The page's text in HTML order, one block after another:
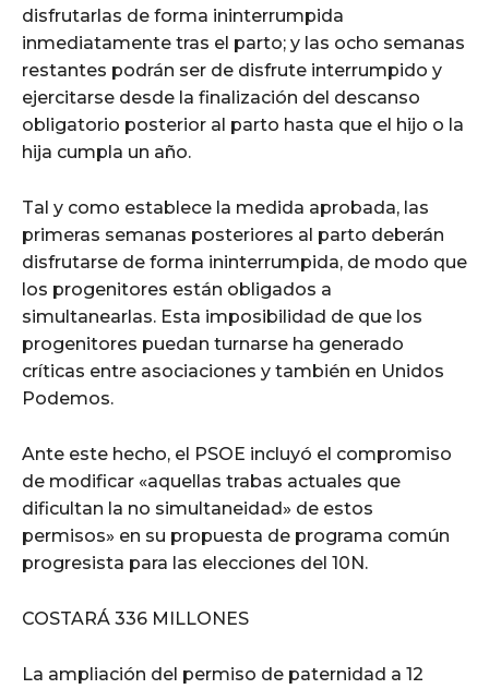
disfrutarlas de forma ininterrumpida
inmediatamente tras el parto; y las ocho semanas
restantes podrán ser de disfrute interrumpido y
ejercitarse desde la finalización del descanso
obligatorio posterior al parto hasta que el hijo o la
hija cumpla un año.
Tal y como establece la medida aprobada, las
primeras semanas posteriores al parto deberán
disfrutarse de forma ininterrumpida, de modo que
los progenitores están obligados a
simultanearlas. Esta imposibilidad de que los
progenitores puedan turnarse ha generado
críticas entre asociaciones y también en Unidos
Podemos.
Ante este hecho, el PSOE incluyó el compromiso
de modificar «aquellas trabas actuales que
dificultan la no simultaneidad» de estos
permisos» en su propuesta de programa común
progresista para las elecciones del 10N.
COSTARÁ 336 MILLONES
La ampliación del permiso de paternidad a 12